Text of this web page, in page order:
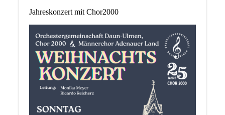
Jahreskonzert mit Chor2000